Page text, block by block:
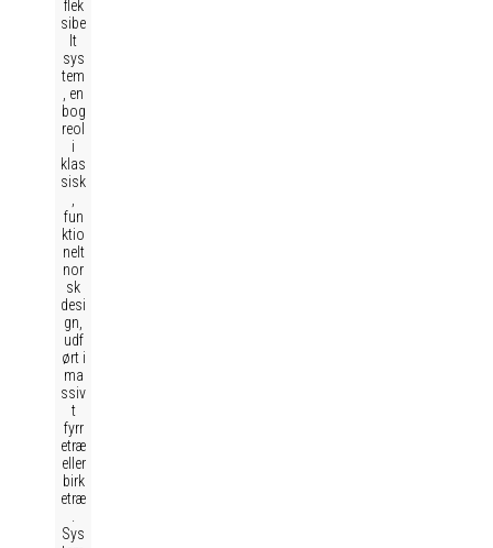
flek
sibe
lt
sys
tem
, en
bog
reol
i
klas
sisk
fun
ktio
nelt
nor
sk
desi
gn,
udf
ørt i
ma
ssiv
t
fyrr
etræ
eller
birk
etræ
Sys